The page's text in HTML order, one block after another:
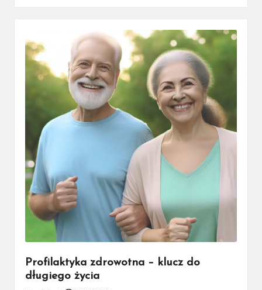
Profilaktyka zdrowotna – klucz do
długiego życia